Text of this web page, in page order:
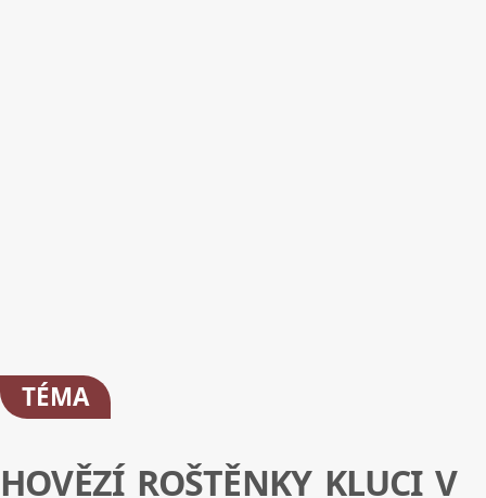
TÉMA
HOVĚZÍ ROŠTĚNKY KLUCI V